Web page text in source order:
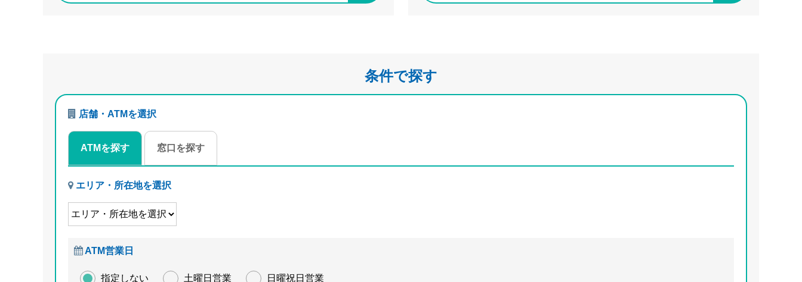
条件で探す
店舗・ATMを選択
ATMを探す 窓口を探す
エリア・所在地を選択
ATM営業日
指定しない 土曜日営業 日曜祝日営業